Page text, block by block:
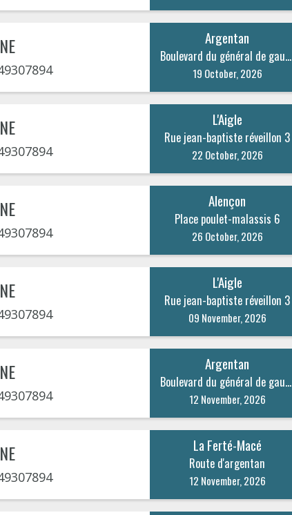
Argentan
Boulevard du général de gaulle 22
19 October, 2026
L'Aigle
Rue jean-baptiste réveillon 3
22 October, 2026
Alençon
Place poulet-malassis 6
26 October, 2026
L'Aigle
Rue jean-baptiste réveillon 3
09 November, 2026
Argentan
Boulevard du général de gaulle 22
12 November, 2026
La Ferté-Macé
Route d'argentan
12 November, 2026